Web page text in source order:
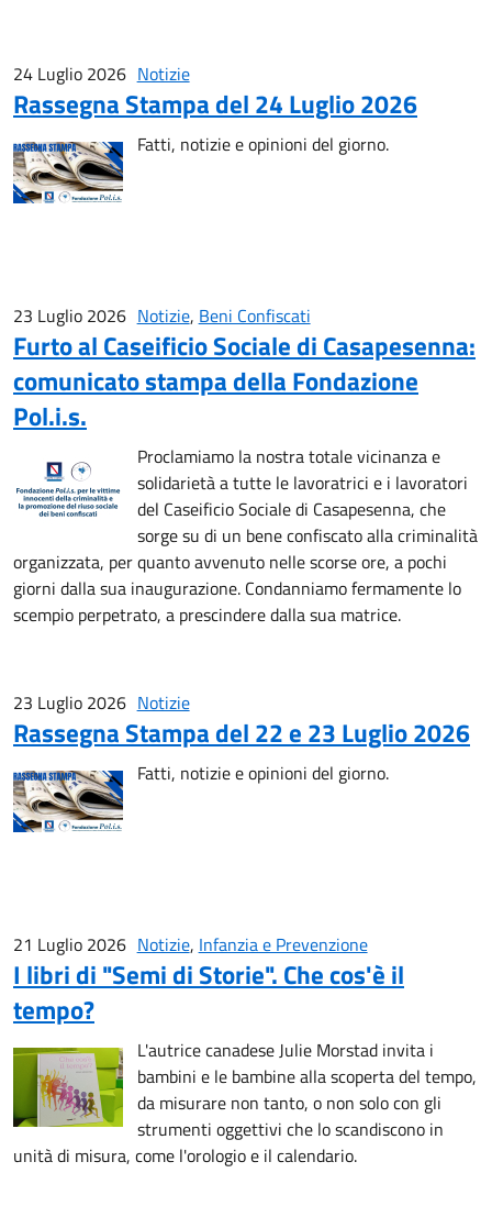
24 Luglio 2026 Notizie
Rassegna Stampa del 24 Luglio 2026
Fatti, notizie e opinioni del giorno.
23 Luglio 2026 Notizie, Beni Confiscati
Furto al Caseificio Sociale di Casapesenna:
comunicato stampa della Fondazione
Pol.i.s.
Proclamiamo la nostra totale vicinanza e
solidarietà a tutte le lavoratrici e i lavoratori
del Caseificio Sociale di Casapesenna, che
sorge su di un bene confiscato alla criminalità
organizzata, per quanto avvenuto nelle scorse ore, a pochi
giorni dalla sua inaugurazione. Condanniamo fermamente lo
scempio perpetrato, a prescindere dalla sua matrice.
23 Luglio 2026 Notizie
Rassegna Stampa del 22 e 23 Luglio 2026
Fatti, notizie e opinioni del giorno.
21 Luglio 2026 Notizie, Infanzia e Prevenzione
I libri di "Semi di Storie". Che cos'è il
tempo?
L'autrice canadese Julie Morstad invita i
bambini e le bambine alla scoperta del tempo,
da misurare non tanto, o non solo con gli
strumenti oggettivi che lo scandiscono in
unità di misura, come l'orologio e il calendario.